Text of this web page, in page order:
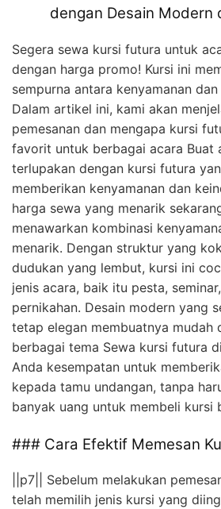
dengan Desain Modern
Segera sewa kursi futura untuk
dengan harga promo! Kursi ini
sempurna antara kenyamanan
Dalam artikel ini, kami akan
pemesanan dan mengapa kursi
favorit untuk berbagai acara Buat
terlupakan dengan kursi futura
memberikan kenyamanan dan
harga sewa yang menarik
menawarkan kombinasi
menarik. Dengan struktur yang
dudukan yang lembut, kursi ini
jenis acara, baik itu pesta,
pernikahan. Desain modern yang
tetap elegan membuatnya mudah
berbagai tema Sewa kursi futura
Anda kesempatan untuk
kepada tamu undangan, tanpa
banyak uang untuk membeli kursi
### Cara Efektif Memesan
||p7|| Sebelum melakukan
telah memilih jenis kursi yang